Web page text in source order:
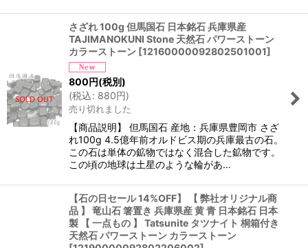
さざれ 100g 但馬国石 日本銘石 兵庫県産
TAJIMANOKUNI Stone 天然石 パワーストーン
カラーストーン [12160000092802501001]
800円(税別)
(税込: 880円)
売り切れました
【商品説明】 但馬国石 産地：兵庫県豊岡市 さざ
れ100g 4.5億年前オルドビス期の兵庫最古の石。
この石は単体の鉱物ではなく混合した鉱物です。
この頃の地球は土星のような輪があ…
【石の日セール 14%OFF】 【 弊社オリジナル商
品 】 竜山石 箸置き 兵庫県産 黄 青 日本銘石 日本
製 【 一点もの 】 Tatsunite タツナイト 桐箱付き
天然石 パワーストーン カラーストーン